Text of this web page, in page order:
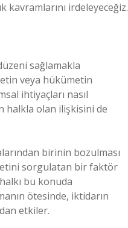
irdeleyeceğiz.
sağlamakla
veya hükümetin
ihtiyaçları nasıl
halkla olan ilişkisini de
birinin bozulması
sorgulatan bir faktör
bu konuda
ötesinde, iktidarın
etkiler.